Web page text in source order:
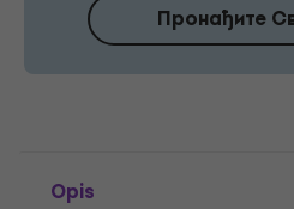
Пронађите
Opis